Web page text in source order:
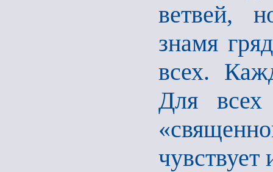
ветвей,
знамя
всех.
Для